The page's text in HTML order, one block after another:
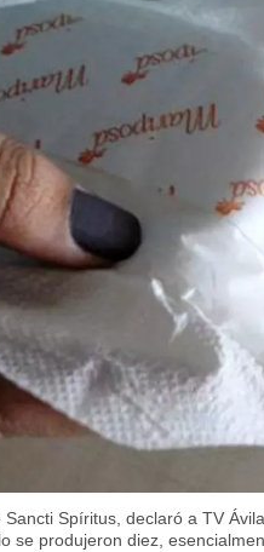
Spíritus, declaró a TV
se produjeron diez,